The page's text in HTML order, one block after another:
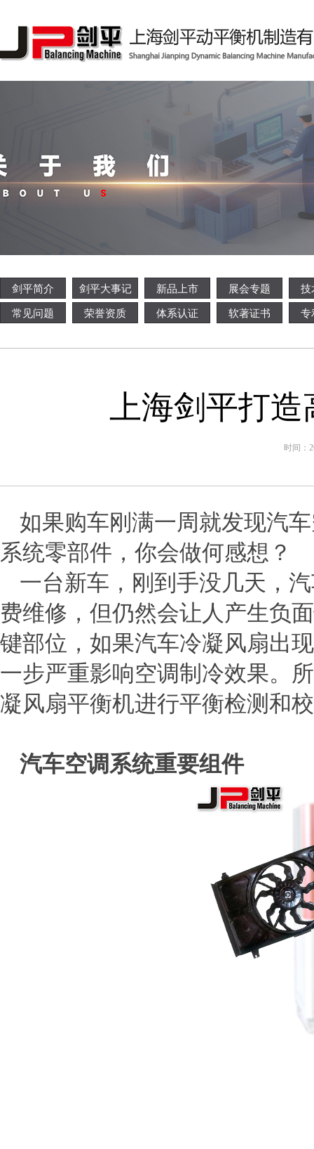
剑平简介 剑平大事记 新品上市 展会专题 技
常见问题 荣誉资质 体系认证 软著证书 专
上海剑平打
时间：
如果购车刚满一周就发现汽
系统零部件，你会做何感想？
一台新车，刚到手没几天，
费维修，但仍然会让人产生负
键部位，如果汽车冷凝风扇出
一步严重影响空调制冷效果。
凝风扇平衡机进行平衡检测和
汽车空调系统重要组件